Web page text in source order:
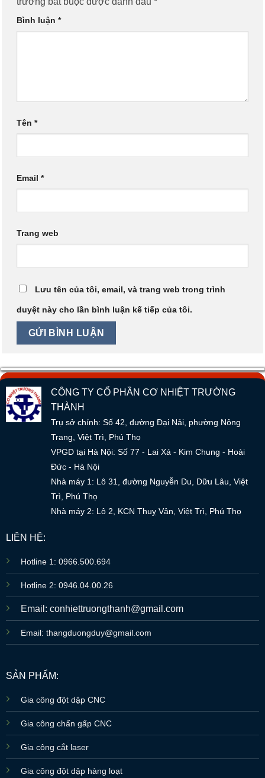
Bình luận *
Tên *
Email *
Trang web
Lưu tên của tôi, email, và trang web trong trình
duyệt này cho lần bình luận kế tiếp của tôi.
CÔNG TY CỔ PHẦN CƠ NHIỆT TRƯỜNG
THÀNH
Trụ sở chính: Số 42, đường Đại Nải, phường Nông
Trang, Việt Trì, Phú Thọ
VPGD tại Hà Nội: Số 77 - Lai Xá - Kim Chung - Hoài
Đức - Hà Nội
Nhà máy 1: Lô 31, đường Nguyễn Du, Dữu Lâu, Việt
Trì, Phú Thọ
Nhà máy 2: Lô 2, KCN Thuỵ Vân, Việt Trì, Phú Thọ
LIÊN HỆ:
Hotline 1: 0966.500.694
Hotline 2: 0946.04.00.26
Email: conhiettruongthanh@gmail.com
Email: thangduongduy@gmail.com
SẢN PHẨM:
Gia công đột dập CNC
Gia công chấn gấp CNC
Gia công cắt laser
Gia công đột dập hàng loạt